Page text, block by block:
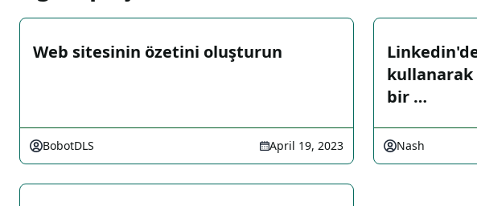
Web sitesinin özetini oluşturun
BobotDLS April 19, 2023
kullanarak
bir …
Nash